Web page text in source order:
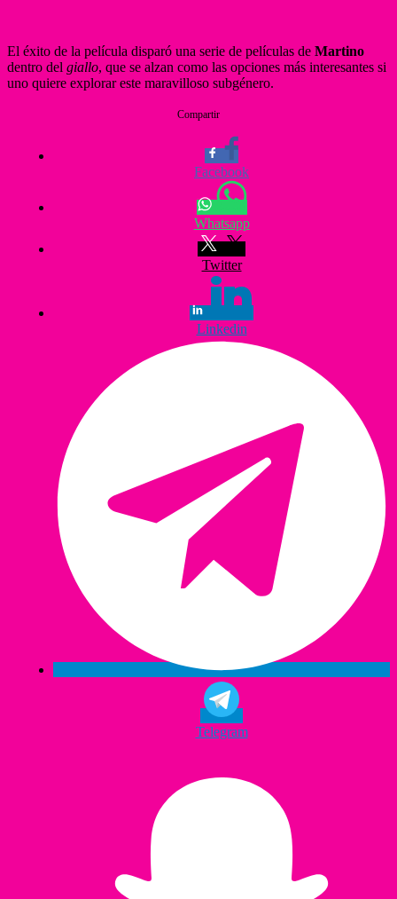
El éxito de la película disparó una serie de películas de Martino
dentro del giallo, que se alzan como las opciones más interesantes si
uno quiere explorar este maravilloso subgénero.
Compartir
Facebook
Whatsapp
Twitter
Linkedin
Telegram